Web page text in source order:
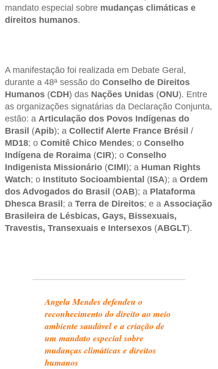
mandato especial sobre mudanças climáticas e
direitos humanos.
A manifestação foi realizada em Debate Geral,
durante a 48ª sessão do Conselho de Direitos
Humanos (CDH) das Nações Unidas (ONU). Entre
as organizações signatárias da Declaração Conjunta,
estão: a Articulação dos Povos Indígenas do
Brasil (Apib); a Collectif Alerte France Brésil /
MD18; o Comitê Chico Mendes; o Conselho
Indígena de Roraima (CIR); o Conselho
Indigenista Missionário (CIMI); a Human Rights
Watch; o Instituto Socioambiental (ISA); a Ordem
dos Advogados do Brasil (OAB); a Plataforma
Dhesca Brasil ; a Terra de Direitos; e a Associação
Brasileira de Lésbicas, Gays, Bissexuais,
Travestis, Transexuais e Intersexos (ABGLT).
Angela Mendes defendeu o
reconhecimento do direito ao meio
ambiente saudável e a criação de
um mandato especial sobre
mudanças climáticas e direitos
humanos